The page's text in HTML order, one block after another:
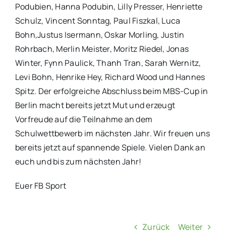
Podubien, Hanna Podubin, Lilly Presser, Henriette
Schulz, Vincent Sonntag, Paul Fiszkal, Luca
Bohn,Justus Isermann, Oskar Morling, Justin
Rohrbach, Merlin Meister, Moritz Riedel, Jonas
Winter, Fynn Paulick, Thanh Tran, Sarah Wernitz,
Levi Bohn, Henrike Hey, Richard Wood und Hannes
Spitz. Der erfolgreiche Abschluss beim MBS-Cup in
Berlin macht bereits jetzt Mut und erzeugt
Vorfreude auf die Teilnahme an dem
Schulwettbewerb im nächsten Jahr. Wir freuen uns
bereits jetzt auf spannende Spiele. Vielen Dank an
euch und bis zum nächsten Jahr!
Euer FB Sport
Zurück Weiter